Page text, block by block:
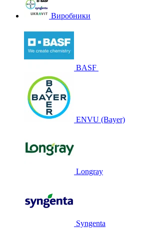
Виробники
BASF
ENVU (Bayer)
Longray
Syngenta